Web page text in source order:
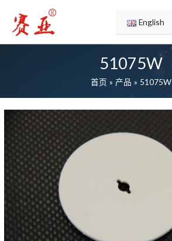
容
English
51075W
首页 产品 51075W